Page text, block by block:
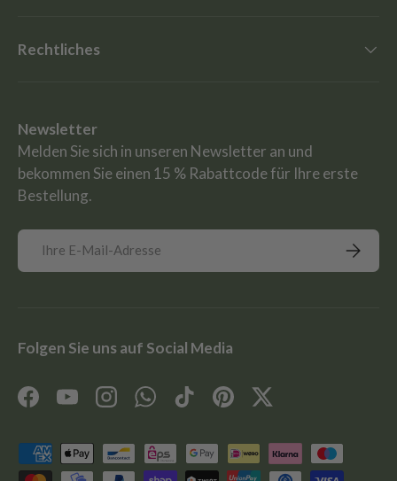
Rechtliches
Newsletter
Melden Sie sich in unseren Newsletter an und
bekommen Sie einen 15 % Rabattcode für Ihre erste
Bestellung.
E-Mail
Folgen Sie uns auf Social Media
FacebookYouTubeInstagramWhatsApp
TikTokPinterestTwitter
Zahlungsmethoden